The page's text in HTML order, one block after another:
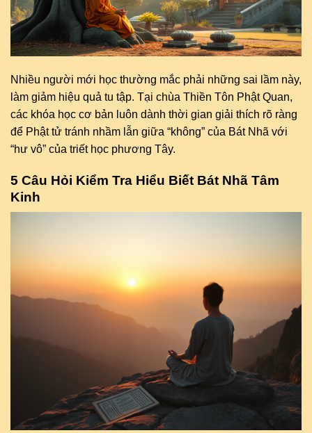
Nhiều người mới học thường mắc phải những sai lầm này,
làm giảm hiệu quả tu tập. Tại chùa Thiền Tôn Phật Quan,
các khóa học cơ bản luôn dành thời gian giải thích rõ ràng
để Phật tử tránh nhầm lẫn giữa “không” của Bát Nhã với
“hư vô” của triết học phương Tây.
5 Câu Hỏi Kiểm Tra Hiểu Biết Bát Nhã Tâm
Kinh